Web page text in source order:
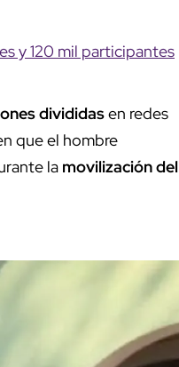
y 120 mil participantes
divididasen redes
que el hombre
la movilización del